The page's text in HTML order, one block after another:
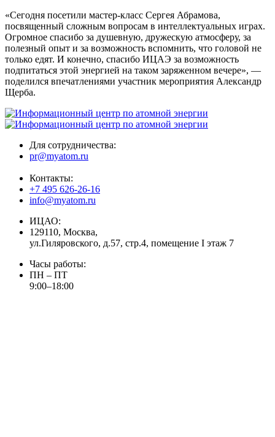
«Сегодня посетили мастер-класс Сергея Абрамова,
посвященный сложным вопросам в интеллектуальных играх.
Огромное спасибо за душевную, дружескую атмосферу, за
полезный опыт и за возможность вспомнить, что головой не
только едят. И конечно, спасибо ИЦАЭ за возможность
подпитаться этой энергией на таком заряженном вечере», —
поделился впечатлениями участник мероприятия Александр
Щерба.
Для сотрудничества:
pr@myatom.ru
Контакты:
+7 495 626-26-16
info@myatom.ru
ИЦАО:
129110, Москва,
ул.Гиляровского, д.57, стр.4, помещение I этаж 7
Часы работы:
ПН – ПТ
9:00–18:00